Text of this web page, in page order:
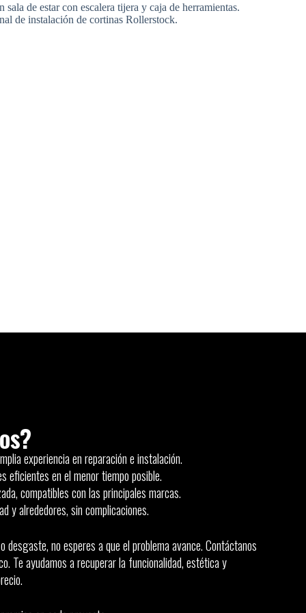
experiencia en reparación e instalación.
eficientes en el menor tiempo posible.
compatibles con las principales marcas.
y alrededores, sin complicaciones.
no esperes a que el problema avance. Contáctanos
Te ayudamos a recuperar la funcionalidad, estética y